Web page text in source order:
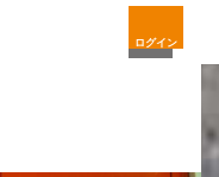
ログイン